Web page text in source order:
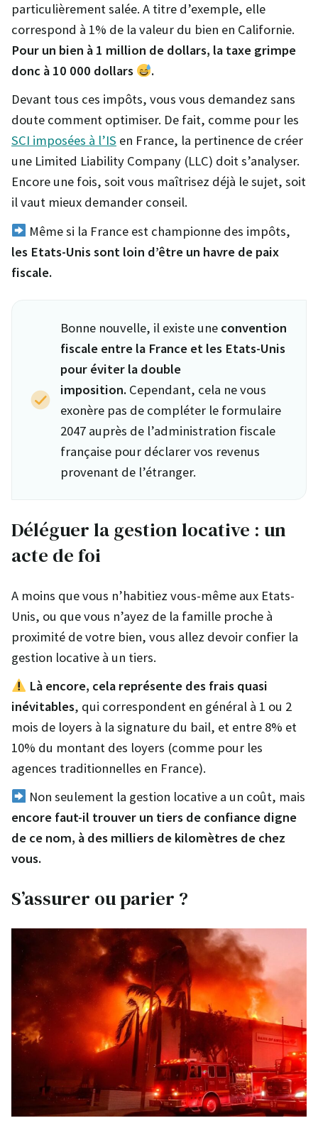
particulièrement salée. A titre d’exemple, elle
correspond à 1% de la valeur du bien en Californie.
Pour un bien à 1 million de dollars, la taxe grimpe
donc à 10 000 dollars
.
Devant tous ces impôts, vous vous demandez sans
doute comment optimiser. De fait, comme pour les
SCI imposées à l’IS en France, la pertinence de créer
une Limited Liability Company (LLC) doit s’analyser.
Encore une fois, soit vous maîtrisez déjà le sujet, soit
il vaut mieux demander conseil.
Même si la France est championne des impôts,
les Etats-Unis sont loin d’être un havre de paix
fiscale.
Bonne nouvelle, il existe une convention
fiscale entre la France et les Etats-Unis
pour éviter la double
imposition. Cependant, cela ne vous
exonère pas de compléter le formulaire
2047 auprès de l’administration fiscale
française pour déclarer vos revenus
provenant de l’étranger.
Déléguer la gestion locative : un
acte de foi
A moins que vous n’habitiez vous-même aux Etats-
Unis, ou que vous n’ayez de la famille proche à
proximité de votre bien, vous allez devoir confier la
gestion locative à un tiers.
Là encore, cela représente des frais quasi
inévitables, qui correspondent en général à 1 ou 2
mois de loyers à la signature du bail, et entre 8% et
10% du montant des loyers (comme pour les
agences traditionnelles en France).
Non seulement la gestion locative a un coût, mais
encore faut-il trouver un tiers de confiance digne
de ce nom, à des milliers de kilomètres de chez
vous.
S’assurer ou parier ?